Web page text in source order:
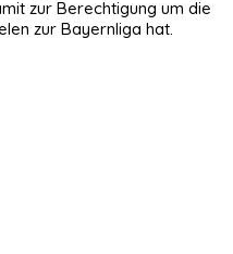
zur Berechtigung um die
zur Bayernliga hat.